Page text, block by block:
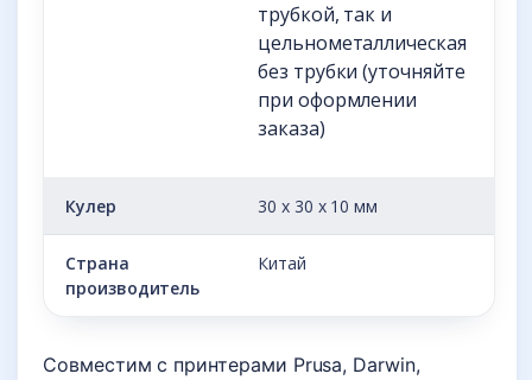
трубкой, так и
цельнометаллическая
без трубки (уточняйте
при оформлении
заказа)
Кулер 30 х 30 х 10 мм
Страна
производитель
Китай
Совместим с принтерами Prusa, Darwin,